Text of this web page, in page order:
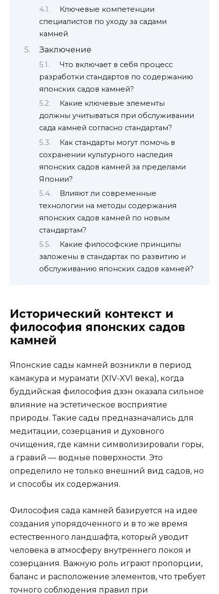
Ключевые компетенции
специалистов по уходу за садами
камней
Заключение
Что включает в себя процесс
разработки стандартов по содержанию
японских садов камней?
Какие ключевые элементы
должны учитываться при обслуживании
сада камней согласно стандартам?
Как стандарты могут помочь в
сохранении культурного наследия
японских садов камней за пределами
Японии?
Влияют ли современные
технологии на методы содержания
японских садов камней по новым
стандартам?
Какие философские принципы
заложены в стандартах по развитию и
обслуживанию японских садов камней?
Исторический контекст и
философия японских садов
камней
Японские сады камней возникли в период
камакура и мурамати (XIV-XVI века), когда
буддийская философия дзэн оказала сильное
влияние на эстетическое восприятие
природы. Такие сады предназначались для
медитации, созерцания и духовного
очищения, где камни символизировали горы,
а гравий — водные поверхности. Это
определило не только внешний вид садов, но
и способы их содержания.
Философия сада камней базируется на идее
создания упорядоченного и в то же время
естественного ландшафта, который уводит
человека в атмосферу внутреннего покоя и
созерцания. Важную роль играют пропорции,
баланс и расположение элементов, что требует
точного соблюдения правил при